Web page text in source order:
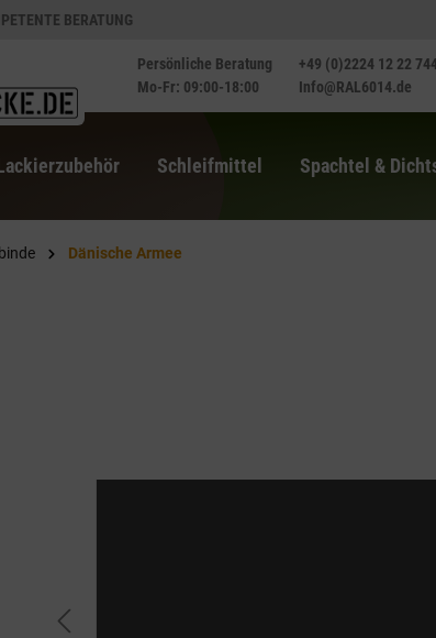
springenBERATUNG
Persönliche Beratung
Mo-Fr: 09:00-18:00
+49 (0)2224 12 22
Info@RAL6014.de
Schleifmittel Spachtel &
Dänische Armee